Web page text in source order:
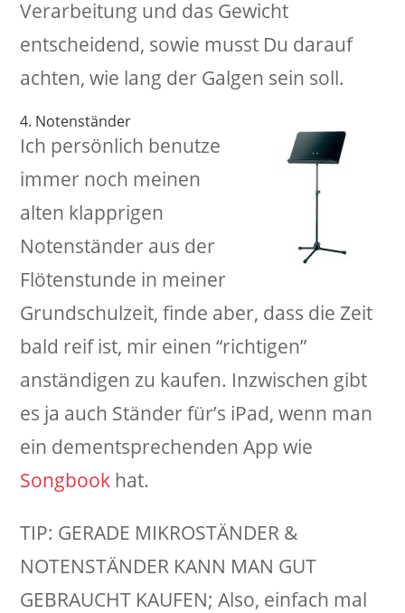
Verarbeitung und das Gewicht
entscheidend, sowie musst Du darauf
achten, wie lang der Galgen sein soll.
4. Notenständer
Ich persönlich benutze
immer noch meinen
alten klapprigen
Notenständer aus der
Flötenstunde in meiner
Grundschulzeit, finde aber, dass die Zeit
bald reif ist, mir einen “richtigen”
anständigen zu kaufen. Inzwischen gibt
es ja auch Ständer für’s iPad, wenn man
ein dementsprechenden App wie
Songbook hat.
TIP: GERADE MIKROSTÄNDER &
NOTENSTÄNDER KANN MAN GUT
GEBRAUCHT KAUFEN; Also, einfach mal